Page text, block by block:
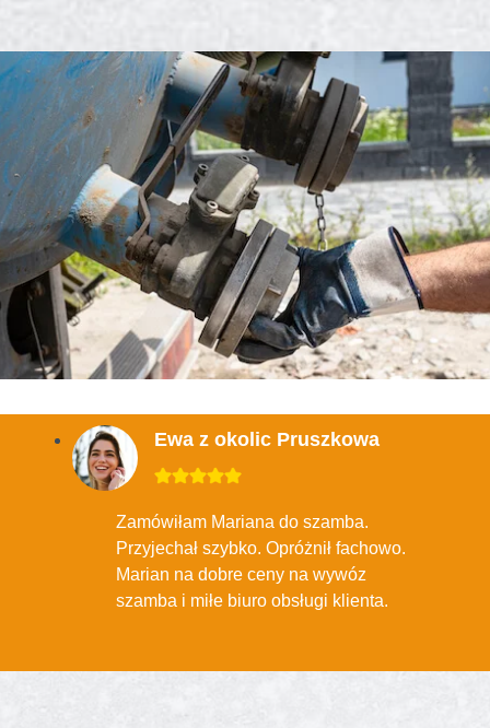
Ewa z okolic Pruszkowa
Zamówiłam Mariana do szamba.
Przyjechał szybko. Opróżnił fachowo.
Marian na dobre ceny na wywóz
szamba i miłe biuro obsługi klienta.